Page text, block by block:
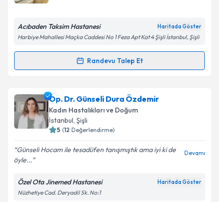
Kişisel verilerimin işlenmesine ilişkin
Metni'ni okudum ve kişisel verilerimin belirtilen
Takvim Talebini Gönder
Acıbaden Taksim Hastanesi Haritada Göster
Harbiye Mahallesi Maçka Caddesi No 1 Feza Apt Kat 4 Şişli İstanbul, Şişli
Randevu Talep Et
Randevu Takvimi Talebi
Op. Dr. Emine Özel Taşhan için randevu takvimi
talebi oluşturun. Size bu uzmandan randevu almanız
için bir takvim hazırlandığında e-posta ile
bilgilendireceğiz.
E-posta Adresiniz
Kişisel verilerimin işlenmesine ilişkin
Op. Dr. Günseli Dura Özdemir
Kadın Hastalıkları ve Doğum
İstanbul, Şişli
5 (12 Değerlendirme)
Günseli Hocam ile tesadüfen tanışmıştık ama iyi ki de
öyle...
Devamı
Özel Ota Jinemed Hastanesi Haritada Göster
Nüzhetiye Cad. Deryadil Sk. No:1